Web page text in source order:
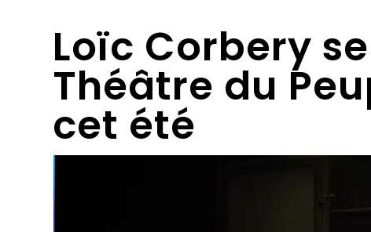
Loïc Corbery
Théâtre du
cet été